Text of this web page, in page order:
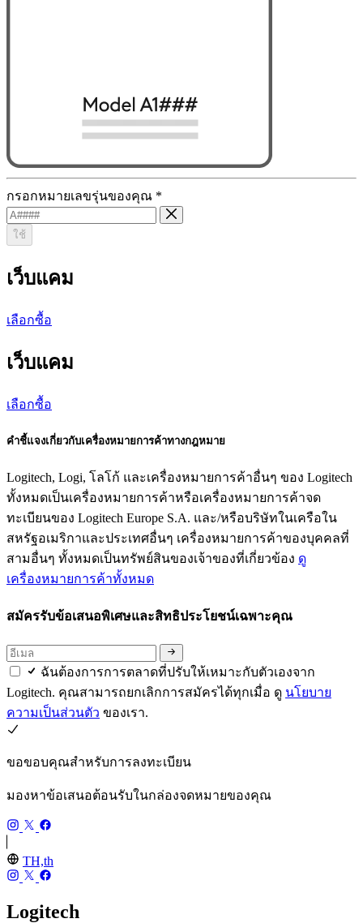
กรอกหมายเลขรุ่นของคุณ *
ใช้
เว็บแคม
เลือกซื้อ
เว็บแคม
เลือกซื้อ
คำชี้แจงเกี่ยวกับเครื่องหมายการค้าทางกฎหมาย
Logitech, Logi, โลโก้ และเครื่องหมายการค้าอื่นๆ ของ Logitech
ทั้งหมดเป็นเครื่องหมายการค้าหรือเครื่องหมายการค้าจด
ทะเบียนของ Logitech Europe S.A. และ/หรือบริษัทในเครือใน
สหรัฐอเมริกาและประเทศอื่นๆ เครื่องหมายการค้าของบุคคลที่
สามอื่นๆ ทั้งหมดเป็นทรัพย์สินของเจ้าของที่เกี่ยวข้อง ดู
เครื่องหมายการค้าทั้งหมด
สมัครรับข้อเสนอพิเศษและสิทธิประโยชน์เฉพาะคุณ
ฉันต้องการการตลาดที่ปรับให้เหมาะกับตัวเองจาก
Logitech. คุณสามารถยกเลิกการสมัครได้ทุกเมื่อ ดู นโยบาย
ความเป็นส่วนตัว ของเรา.
ขอขอบคุณสำหรับการลงทะเบียน
มองหาข้อเสนอต้อนรับในกล่องจดหมายของคุณ
TH,th
Logitech